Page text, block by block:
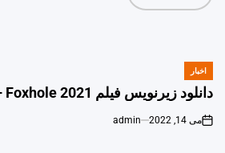
POSTED
اخبار
دانلود زیرنویس فیلم Foxhole 2021 – بلو سابتايتل
می 14, 2022 admin